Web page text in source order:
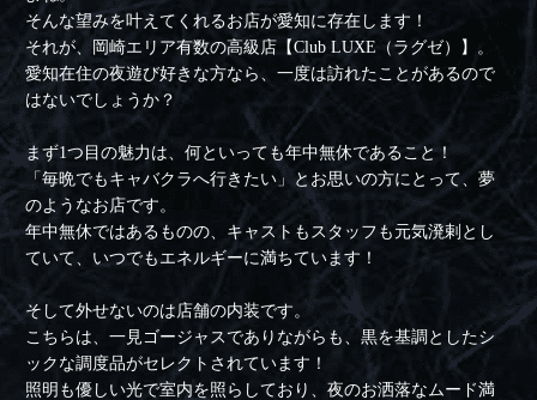
そんな望みを叶えてくれるお店が愛知に存在します！
それが、岡崎エリア有数の高級店【Club LUXE（ラグゼ）】。
愛知在住の夜遊び好きな方なら、一度は訪れたことがあるので
はないでしょうか？
まず1つ目の魅力は、何といっても年中無休であること！
「毎晩でもキャバクラへ行きたい」とお思いの方にとって、夢
のようなお店です。
年中無休ではあるものの、キャストもスタッフも元気溌剌とし
ていて、いつでもエネルギーに満ちています！
そして外せないのは店舗の内装です。
こちらは、一見ゴージャスでありながらも、黒を基調としたシ
ックな調度品がセレクトされています！
照明も優しい光で室内を照らしており、夜のお洒落なムード満